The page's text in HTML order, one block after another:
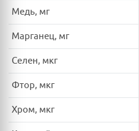
Медь, мг
Марганец, мг
Селен, мкг
Фтор, мкг
Хром, мкг